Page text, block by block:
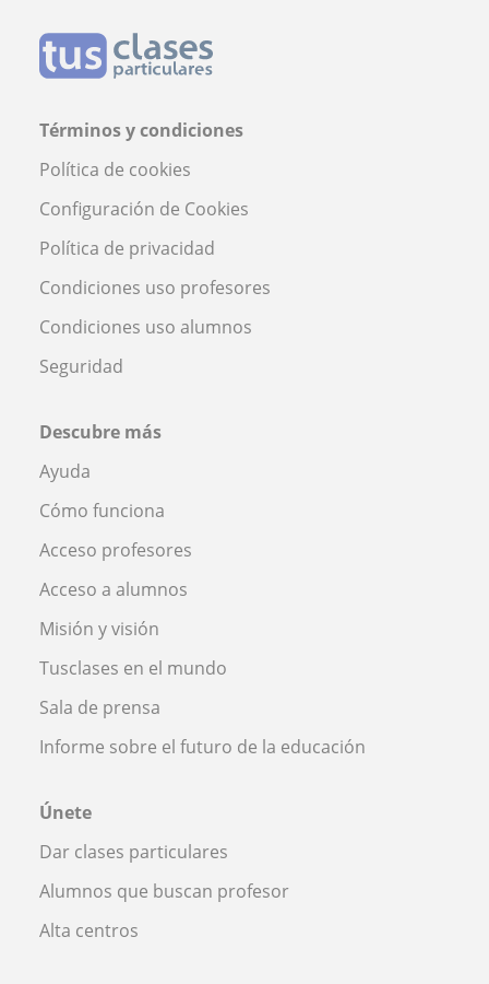
Términos y condiciones
Política de cookies
Configuración de Cookies
Política de privacidad
Condiciones uso profesores
Condiciones uso alumnos
Seguridad
Descubre más
Ayuda
Cómo funciona
Acceso profesores
Acceso a alumnos
Misión y visión
Tusclases en el mundo
Sala de prensa
Informe sobre el futuro de la educación
Únete
Dar clases particulares
Alumnos que buscan profesor
Alta centros